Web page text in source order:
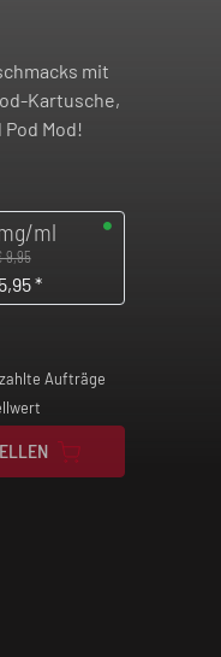
mit
Kartusche,
Mod!
ml
9,95
5,95*
Aufträge